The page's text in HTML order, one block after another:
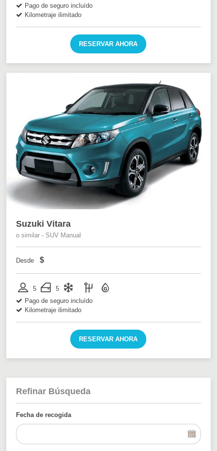
Refinar Búsqueda
Fecha de recogida
Pago de seguro incluído
Kilometraje ilimitado
RESERVAR AHORA
Suzuki Vitara
o similar - SUV Manual
Desde $
5
5
Pago de seguro incluído
Kilometraje ilimitado
RESERVAR AHORA